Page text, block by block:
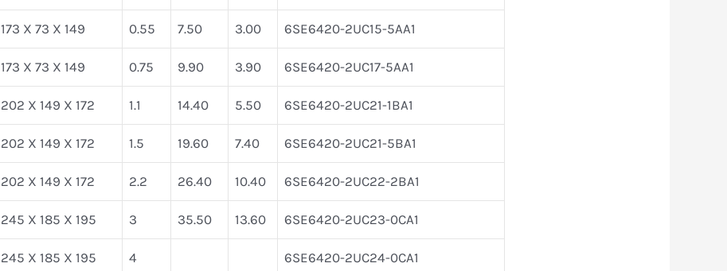
173 X 73 X 149 0.55 7.50 3.00 6SE6420-2UC15-5AA1
173 X 73 X 149 0.75 9.90 3.90 6SE6420-2UC17-5AA1
202 X 149 X 172 1.1 14.40 5.50 6SE6420-2UC21-1BA1
202 X 149 X 172 1.5 19.60 7.40 6SE6420-2UC21-5BA1
202 X 149 X 172 2.2 26.40 10.40 6SE6420-2UC22-2BA1
245 X 185 X 195 3 35.50 13.60 6SE6420-2UC23-0CA1
245 X 185 X 195 4 6SE6420-2UC24-0CA1